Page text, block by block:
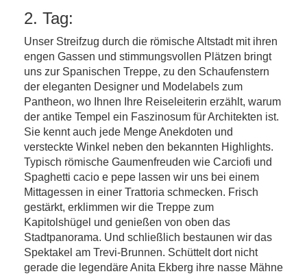
2. Tag:
Unser Streifzug durch die römische Altstadt mit ihren
engen Gassen und stimmungsvollen Plätzen bringt
uns zur Spanischen Treppe, zu den Schaufenstern
der eleganten Designer und Modelabels zum
Pantheon, wo Ihnen Ihre Reiseleiterin erzählt, warum
der antike Tempel ein Faszinosum für Architekten ist.
Sie kennt auch jede Menge Anekdoten und
versteckte Winkel neben den bekannten Highlights.
Typisch römische Gaumenfreuden wie Carciofi und
Spaghetti cacio e pepe lassen wir uns bei einem
Mittagessen in einer Trattoria schmecken. Frisch
gestärkt, erklimmen wir die Treppe zum
Kapitolshügel und genießen von oben das
Stadtpanorama. Und schließlich bestaunen wir das
Spektakel am Trevi-Brunnen. Schüttelt dort nicht
gerade die legendäre Anita Ekberg ihre nasse Mähne